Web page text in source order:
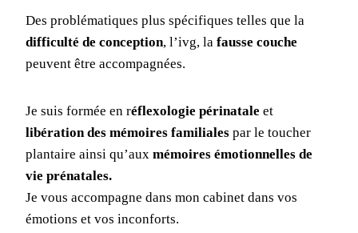
Des problématiques plus spécifiques telles que la
difficulté de conception, l’ivg, la fausse couche
peuvent être accompagnées.
Je suis formée en réflexologie périnatale et
libération des mémoires familiales par le toucher
plantaire ainsi qu’aux mémoires émotionnelles de
vie prénatales.
Je vous accompagne dans mon cabinet dans vos
émotions et vos inconforts.